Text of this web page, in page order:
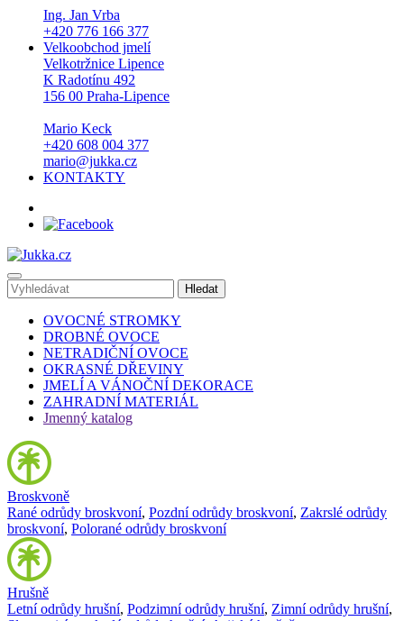
Ing. Jan Vrba
+420 776 166 377
Velkoobchod jmelí
Velkotržnice Lipence
K Radotínu 492
156 00 Praha-Lipence
Mario Keck
+420 608 004 377
mario@jukka.cz
KONTAKTY
OVOCNÉ STROMKY
DROBNÉ OVOCE
NETRADIČNÍ OVOCE
OKRASNÉ DŘEVINY
JMELÍ A VÁNOČNÍ DEKORACE
ZAHRADNÍ MATERIÁL
Jmenný katalog
Broskvoně
Rané odrůdy broskvoní, Pozdní odrůdy broskvoní, Zakrslé odrůdy
broskvoní, Polorané odrůdy broskvoní
Hrušně
Letní odrůdy hrušní, Podzimní odrůdy hrušní, Zimní odrůdy hrušní,